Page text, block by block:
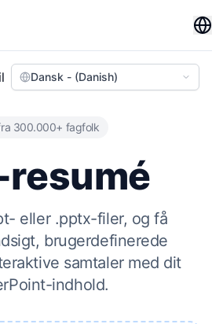
Dansk - (Danish)
300.000+ fagfolk
resumé
eller .pptx-filer, og få
brugerdefinerede
samtaler med dit
indhold.